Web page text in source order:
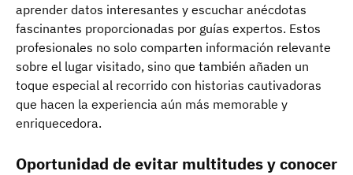
aprender datos interesantes y escuchar anécdotas
fascinantes proporcionadas por guías expertos. Estos
profesionales no solo comparten información relevante
sobre el lugar visitado, sino que también añaden un
toque especial al recorrido con historias cautivadoras
que hacen la experiencia aún más memorable y
enriquecedora.
Oportunidad de evitar multitudes y conocer